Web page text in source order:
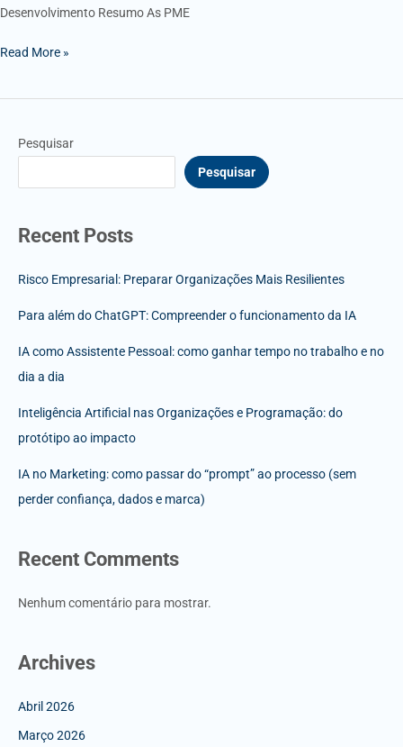
Desenvolvimento Resumo As PME
Read More »
Pesquisar
Pesquisar
Recent Posts
Risco Empresarial: Preparar Organizações Mais Resilientes
Para além do ChatGPT: Compreender o funcionamento da IA
IA como Assistente Pessoal: como ganhar tempo no trabalho e no
dia a dia
Inteligência Artificial nas Organizações e Programação: do
protótipo ao impacto
IA no Marketing: como passar do “prompt” ao processo (sem
perder confiança, dados e marca)
Recent Comments
Nenhum comentário para mostrar.
Archives
Abril 2026
Março 2026